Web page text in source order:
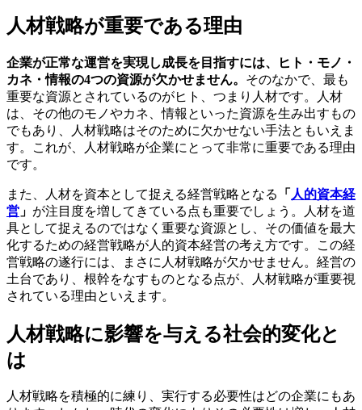
人材戦略が重要である理由
企業が正常な運営を実現し成長を目指すには、ヒト・モノ・
カネ・情報の4つの資源が欠かせません。 そのなかで、最も
重要な資源とされているのがヒト、つまり人材です。人材
は、その他のモノやカネ、情報といった資源を生み出すもの
でもあり、人材戦略はそのために欠かせない手法ともいえま
す。これが、人材戦略が企業にとって非常に重要である理由
です。
また、人材を資本として捉える経営戦略となる 「 人的資本経
営 」 が注目度を増してきている点も重要でしょう。人材を道
具として捉えるのではなく重要な資源とし、その価値を最大
化するための経営戦略が人的資本経営の考え方です。この経
営戦略の遂行には、まさに人材戦略が欠かせません。経営の
土台であり、根幹をなすものとなる点が、人材戦略が重要視
されている理由といえます。
人材戦略に影響を与える社会的変化と
は
人材戦略を積極的に練り、実行する必要性はどの企業にもあ